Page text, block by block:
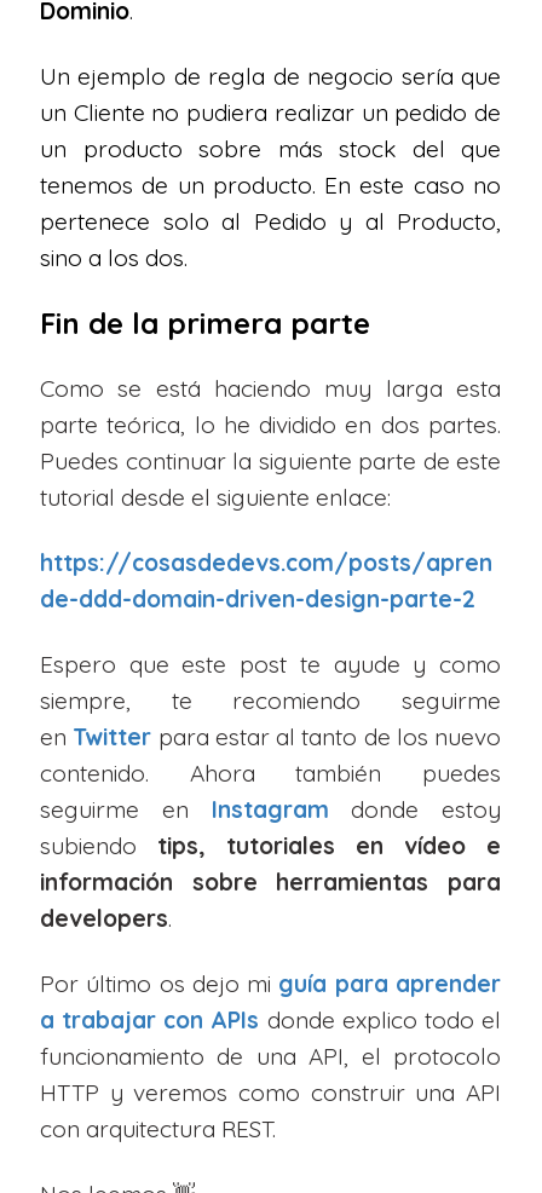
Dominio.
Un ejemplo de regla de negocio sería que
un Cliente no pudiera realizar un pedido de
un producto sobre más stock del que
tenemos de un producto. En este caso no
pertenece solo al Pedido y al Producto,
sino a los dos.
Fin de la primera parte
Como se está haciendo muy larga esta
parte teórica, lo he dividido en dos partes.
Puedes continuar la siguiente parte de este
tutorial desde el siguiente enlace:
https://cosasdedevs.com/posts/apren
de-ddd-domain-driven-design-parte-2
Espero que este post te ayude y como
siempre, te recomiendo seguirme
en Twitter para estar al tanto de los nuevo
contenido. Ahora también puedes
seguirme en Instagram donde estoy
subiendo tips, tutoriales en vídeo e
información sobre herramientas para
developers.
Por último os dejo mi guía para aprender
a trabajar con APIs donde explico todo el
funcionamiento de una API, el protocolo
HTTP y veremos como construir una API
con arquitectura REST.